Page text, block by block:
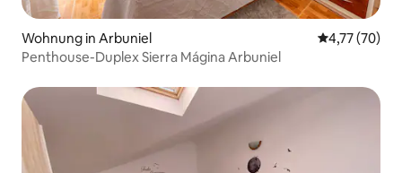
Wohnung in Arbuniel
4,77 (70)
Penthouse-Duplex Sierra Mágina Arbuniel